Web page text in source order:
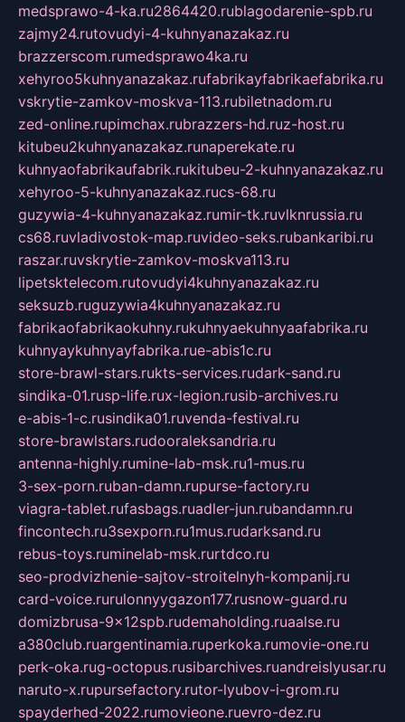
medsprawo-4-ka.ru2864420.rublagodarenie-spb.ru
zajmy24.rutovudyi-4-kuhnyanazakaz.ru
brazzerscom.rumedsprawo4ka.ru
xehyroo5kuhnyanazakaz.rufabrikayfabrikaefabrika.ru
vskrytie-zamkov-moskva-113.rubiletnadom.ru
zed-online.rupimchax.rubrazzers-hd.ruz-host.ru
kitubeu2kuhnyanazakaz.runaperekate.ru
kuhnyaofabrikaufabrik.rukitubeu-2-kuhnyanazakaz.ru
xehyroo-5-kuhnyanazakaz.rucs-68.ru
guzywia-4-kuhnyanazakaz.rumir-tk.ruvlknrussia.ru
cs68.ruvladivostok-map.ruvideo-seks.rubankaribi.ru
raszar.ruvskrytie-zamkov-moskva113.ru
lipetsktelecom.rutovudyi4kuhnyanazakaz.ru
seksuzb.ruguzywia4kuhnyanazakaz.ru
fabrikaofabrikaokuhny.rukuhnyaekuhnyaafabrika.ru
kuhnyaykuhnyayfabrika.rue-abis1c.ru
store-brawl-stars.rukts-services.rudark-sand.ru
sindika-01.rusp-life.rux-legion.rusib-archives.ru
e-abis-1-c.rusindika01.ruvenda-festival.ru
store-brawlstars.rudooraleksandria.ru
antenna-highly.rumine-lab-msk.ru1-mus.ru
3-sex-porn.ruban-damn.rupurse-factory.ru
viagra-tablet.rufasbags.ruadler-jun.rubandamn.ru
fincontech.ru3sexporn.ru1mus.rudarksand.ru
rebus-toys.ruminelab-msk.rurtdco.ru
seo-prodvizhenie-sajtov-stroitelnyh-kompanij.ru
card-voice.rurulonnyygazon177.rusnow-guard.ru
domizbrusa-9x12spb.rudemaholding.ruaalse.ru
a380club.ruargentinamia.ruperkoka.rumovie-one.ru
perk-oka.rug-octopus.rusibarchives.ruandreislyusar.ru
naruto-x.rupursefactory.rutor-lyubov-i-grom.ru
spayderhed-2022.rumovieone.ruevro-dez.ru